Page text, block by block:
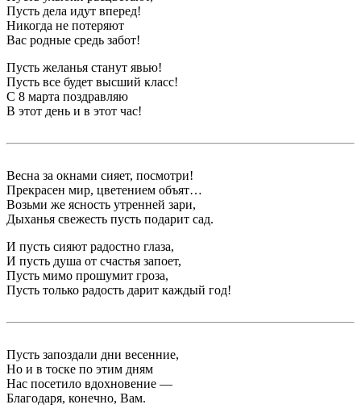
Пусть дела идут вперед!
Никогда не потеряют
Вас родные средь забот!
Пусть желанья станут явью!
Пусть все будет высший класс!
С 8 марта поздравляю
В этот день и в этот час!
Весна за окнами сияет, посмотри!
Прекрасен мир, цветением объят…
Возьми же ясность утренней зари,
Дыханья свежесть пусть подарит сад.
И пусть сияют радостно глаза,
И пусть душа от счастья запоет,
Пусть мимо прошумит гроза,
Пусть только радость дарит каждый год!
Пусть запоздали дни весенние,
Но и в тоске по этим дням
Нас посетило вдохновение —
Благодаря, конечно, Вам.